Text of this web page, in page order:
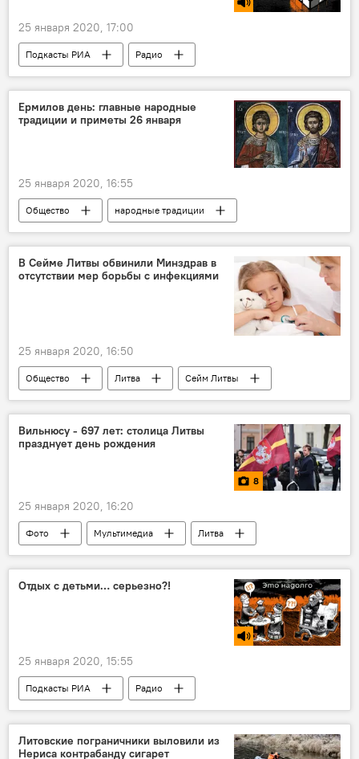
25 января 2020, 17:00
Подкасты РИА Радио
Ермилов день: главные народные
традиции и приметы 26 января
25 января 2020, 16:55
Общество
народные традиции
традиции
приметы
православие
православные
церковь
праздник
праздничные дни
В Сейме Литвы обвинили Минздрав в
отсутствии мер борьбы с инфекциями
25 января 2020, 16:50
Общество Литва
Сейм Литвы
Министерство здравоохранения
Аурелиюс Верига
инфекционные заболевания
Вильнюсу - 697 лет: столица Литвы
празднует день рождения
8
25 января 2020, 16:20
Фото Мультимедиа
Литва
Вильнюс
Отдых с детьми… серьезно?!
25 января 2020, 15:55
Подкасты РИА Радио
Литовские пограничники выловили из
Нериса контрабанду сигарет